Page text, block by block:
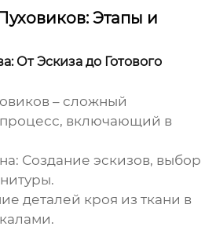
Этапы и
От Эскиза до Готового
– сложный
включающий в
Создание эскизов, выбор
деталей кроя из ткани в